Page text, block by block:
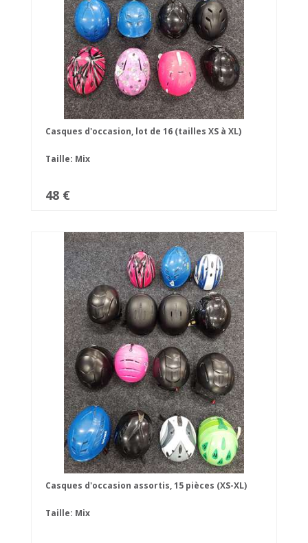
Casques d'occasion, lot de 16 (tailles XS à XL)
Taille: Mix
48 €
Casques d'occasion assortis, 15 pièces (XS-XL)
Taille: Mix